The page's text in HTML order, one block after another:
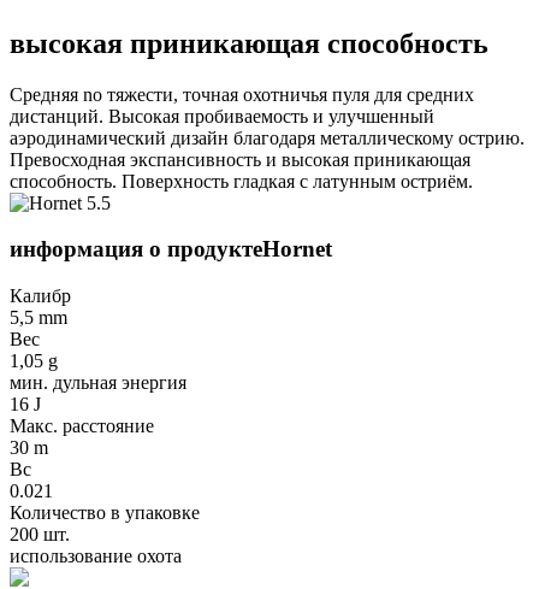
высокая приникающая способность
Средняя nо тяжести, точная охотничья пуля для средних
дистанций. Высокая пробиваемость и улучшенный
аэродинамический дизайн благодаря металлическому острию.
Превосходная экспансивность и высокая приникающая
способность. Поверхность гладкая с латунным остриём.
информация о продуктеHornet
Калибр
5,5 mm
Вес
1,05 g
мин. дульная энергия
16 J
Макс. расстояние
30 m
Bc
0.021
Количество в упаковке
200 шт.
использование охота